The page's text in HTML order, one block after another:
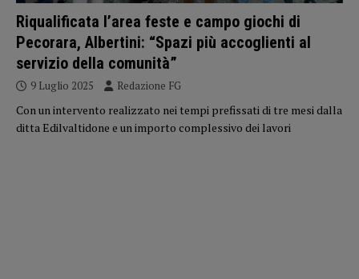
Riqualificata l’area feste e campo giochi di
Pecorara, Albertini: “Spazi più accoglienti al
servizio della comunità”
9 Luglio 2025 Redazione FG
Con un intervento realizzato nei tempi prefissati di tre mesi dalla
ditta Edilvaltidone e un importo complessivo dei lavori